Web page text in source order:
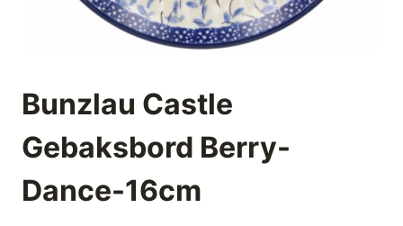
Bunzlau Castle
Gebaksbord Berry-
Dance-16cm